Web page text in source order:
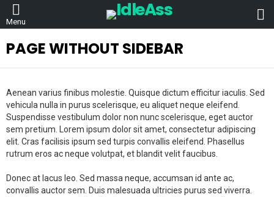
Menu
PAGE WITHOUT SIDEBAR
Aenean varius finibus molestie. Quisque dictum efficitur iaculis. Sed
vehicula nulla in purus scelerisque, eu aliquet neque eleifend.
Suspendisse vestibulum dolor non nunc scelerisque, eget auctor
sem pretium. Lorem ipsum dolor sit amet, consectetur adipiscing
elit. Cras facilisis ipsum sed turpis convallis eleifend. Phasellus
rutrum eros ac neque volutpat, et blandit velit faucibus.
Donec at lacus leo. Sed massa neque, accumsan id ante ac,
convallis auctor sem. Duis malesuada ultricies purus sed viverra.